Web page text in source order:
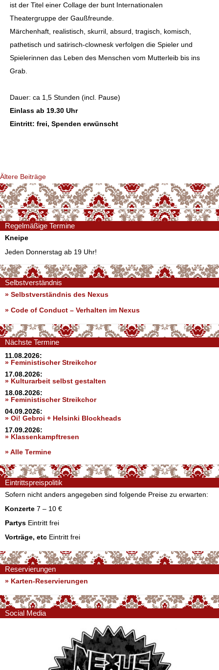
ist der Titel einer Collage der bunt Internationalen
Theatergruppe der Gaußfreunde.
Märchenhaft, realistisch, skurril, absurd, tragisch, komisch,
pathetisch und satirisch-clownesk verfolgen die Spieler und
Spielerinnen das Leben des Menschen vom Mutterleib bis ins
Grab.
Dauer: ca 1,5 Stunden (incl. Pause)
Einlass ab 19.30 Uhr
Eintritt: frei, Spenden erwünscht
Beitragsnavigation
Ältere Beiträge
Regelmäßige Termine
Kneipe
Jeden Donnerstag ab 19 Uhr!
Selbstverständnis
» Selbstverständnis des Nexus
» Code of Conduct – Verhalten im Nexus
Nächste Termine
11.08.2026:
» Feministischer Streikchor
17.08.2026:
» Kulturarbeit selbst gestalten
18.08.2026:
» Feministischer Streikchor
04.09.2026:
» Oi! Gebroi + Helsinki Blockheads
17.09.2026:
» Klassenkampftresen
» Alle Termine
Eintrittspreispolitik
Sofern nicht anders angegeben sind folgende Preise zu erwarten:
Konzerte 7 – 10 €
Partys Eintritt frei
Vorträge, etc Eintritt frei
Reservierungen
» Karten-Reservierungen
Social Media